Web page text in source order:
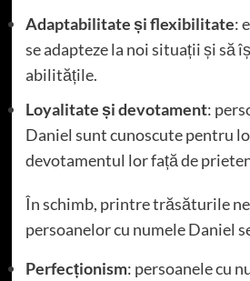
Adaptabilitate și flexibilitate:
se adapteze la noi situații și să
abilitățile.
Loyalitate și devotament:
Daniel sunt cunoscute pentru
devotamentul lor față de
În schimb, printre trăsăturile
persoanelor cu numele Daniel
Perfecționism: persoanele cu